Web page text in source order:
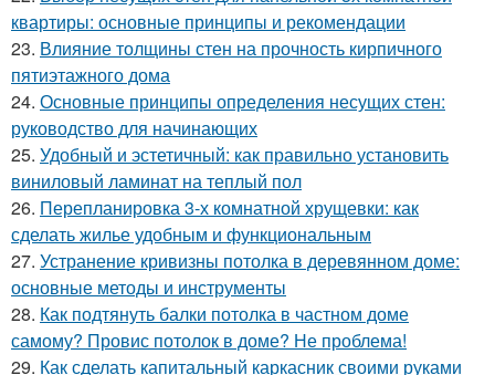
квартиры: основные принципы и рекомендации
23. Влияние толщины стен на прочность кирпичного
пятиэтажного дома
24. Основные принципы определения несущих стен:
руководство для начинающих
25. Удобный и эстетичный: как правильно установить
виниловый ламинат на теплый пол
26. Перепланировка 3-х комнатной хрущевки: как
сделать жилье удобным и функциональным
27. Устранение кривизны потолка в деревянном доме:
основные методы и инструменты
28. Как подтянуть балки потолка в частном доме
самому? Провис потолок в доме? Не проблема!
29. Как сделать капитальный каркасник своими руками